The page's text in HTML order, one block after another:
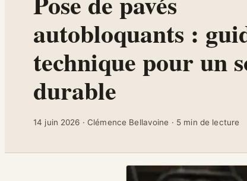
autobloquants :
technique pour un
durable
14 juin 2026 · Clémence Bellavoine · 5 min de lecture